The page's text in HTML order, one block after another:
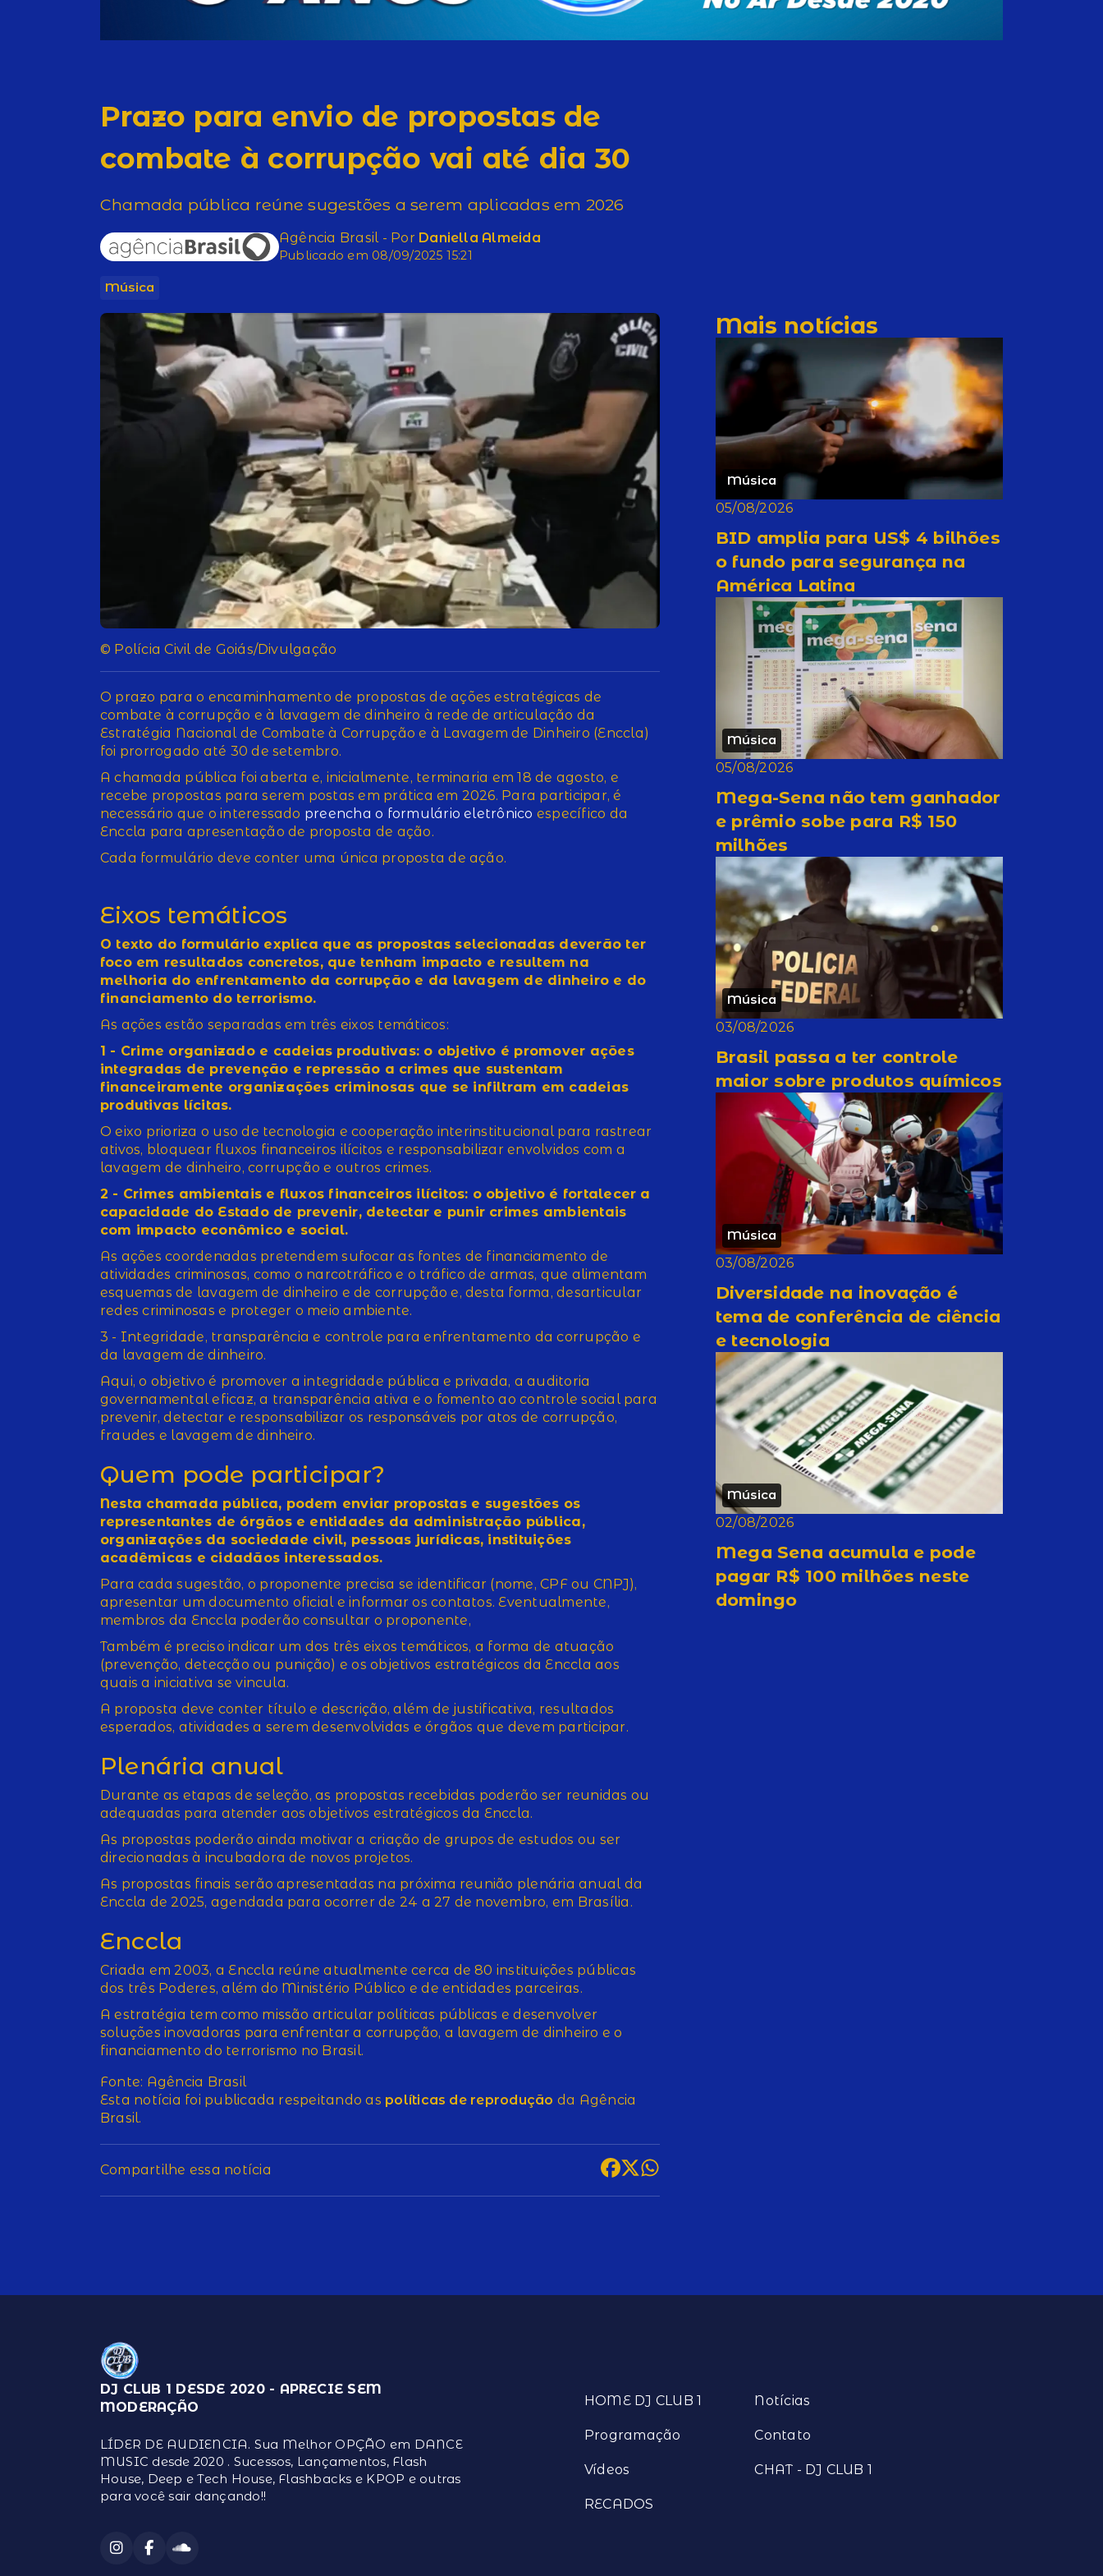
Prazo para envio de propostas de
combate à corrupção vai até dia 30
Chamada pública reúne sugestões a serem aplicadas em 2026
Agência Brasil - Por Daniella Almeida
Publicado em 08/09/2025 15:21
Música
© Polícia Civil de Goiás/Divulgação
O prazo para o encaminhamento de propostas de ações estratégicas de
combate à corrupção e à lavagem de dinheiro à rede de articulação da
Estratégia Nacional de Combate à Corrupção e à Lavagem de Dinheiro (Enccla)
foi prorrogado até 30 de setembro.
A chamada pública foi aberta e, inicialmente, terminaria em 18 de agosto, e
recebe propostas para serem postas em prática em 2026. Para participar, é
necessário que o interessado preencha o formulário eletrônico específico da
Enccla para apresentação de proposta de ação.
Cada formulário deve conter uma única proposta de ação.
Eixos temáticos
O texto do formulário explica que as propostas selecionadas deverão ter
foco em resultados concretos, que tenham impacto e resultem na
melhoria do enfrentamento da corrupção e da lavagem de dinheiro e do
financiamento do terrorismo.
As ações estão separadas em três eixos temáticos:
1 - Crime organizado e cadeias produtivas: o objetivo é promover ações
integradas de prevenção e repressão a crimes que sustentam
financeiramente organizações criminosas que se infiltram em cadeias
produtivas lícitas.
O eixo prioriza o uso de tecnologia e cooperação interinstitucional para rastrear
ativos, bloquear fluxos financeiros ilícitos e responsabilizar envolvidos com a
lavagem de dinheiro, corrupção e outros crimes.
2 - Crimes ambientais e fluxos financeiros ilícitos: o objetivo é fortalecer a
capacidade do Estado de prevenir, detectar e punir crimes ambientais
com impacto econômico e social.
As ações coordenadas pretendem sufocar as fontes de financiamento de
atividades criminosas, como o narcotráfico e o tráfico de armas, que alimentam
esquemas de lavagem de dinheiro e de corrupção e, desta forma, desarticular
redes criminosas e proteger o meio ambiente.
3 - Integridade, transparência e controle para enfrentamento da corrupção e
da lavagem de dinheiro.
Aqui, o objetivo é promover a integridade pública e privada, a auditoria
governamental eficaz, a transparência ativa e o fomento ao controle social para
prevenir, detectar e responsabilizar os responsáveis por atos de corrupção,
fraudes e lavagem de dinheiro.
Quem pode participar?
Nesta chamada pública, podem enviar propostas e sugestões os
representantes de órgãos e entidades da administração pública,
organizações da sociedade civil, pessoas jurídicas, instituições
acadêmicas e cidadãos interessados.
Para cada sugestão, o proponente precisa se identificar (nome, CPF ou CNPJ),
apresentar um documento oficial e informar os contatos. Eventualmente,
membros da Enccla poderão consultar o proponente,
Também é preciso indicar um dos três eixos temáticos, a forma de atuação
(prevenção, detecção ou punição) e os objetivos estratégicos da Enccla aos
quais a iniciativa se vincula.
A proposta deve conter título e descrição, além de justificativa, resultados
esperados, atividades a serem desenvolvidas e órgãos que devem participar.
Plenária anual
Durante as etapas de seleção, as propostas recebidas poderão ser reunidas ou
adequadas para atender aos objetivos estratégicos da Enccla.
As propostas poderão ainda motivar a criação de grupos de estudos ou ser
direcionadas à incubadora de novos projetos.
As propostas finais serão apresentadas na próxima reunião plenária anual da
Enccla de 2025, agendada para ocorrer de 24 a 27 de novembro, em Brasília.
Enccla
Criada em 2003, a Enccla reúne atualmente cerca de 80 instituições públicas
dos três Poderes, além do Ministério Público e de entidades parceiras.
A estratégia tem como missão articular políticas públicas e desenvolver
soluções inovadoras para enfrentar a corrupção, a lavagem de dinheiro e o
financiamento do terrorismo no Brasil.
Fonte: Agência Brasil
Esta notícia foi publicada respeitando as políticas de reprodução da Agência
Brasil.
Compartilhe essa notícia
Mais notícias
Música
05/08/2026
BID amplia para US$ 4 bilhões
o fundo para segurança na
América Latina
Música
05/08/2026
Mega-Sena não tem ganhador
e prêmio sobe para R$ 150
milhões
Música
03/08/2026
Brasil passa a ter controle
maior sobre produtos químicos
Música
03/08/2026
Diversidade na inovação é
tema de conferência de ciência
e tecnologia
Música
02/08/2026
Mega Sena acumula e pode
pagar R$ 100 milhões neste
domingo
DJ CLUB 1 DESDE 2020 - APRECIE SEM
MODERAÇÃO
LÍDER DE AUDIENCIA. Sua Melhor OPÇÃO em DANCE
MUSIC desde 2020 . Sucessos, Lançamentos, Flash
House, Deep e Tech House, Flashbacks e KPOP e outras
para você sair dançando!!
HOME DJ CLUB 1
Programação
Vídeos
RECADOS
Notícias
Contato
CHAT - DJ CLUB 1